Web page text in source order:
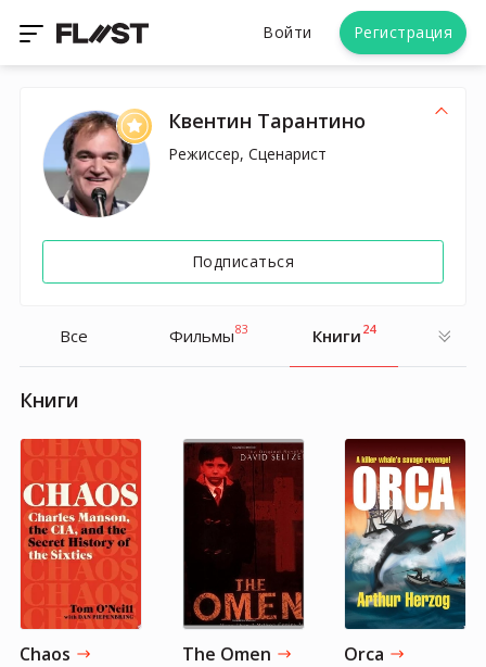
Войти Регистрация
Квентин Тарантино
Режиссер, Сценарист
Подписаться
Все Фильмы83 Книги 24
Книги
Chaos The Omen Orca